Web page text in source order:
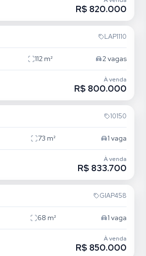
R$ 820.000
LAP1110
112 m² 2vagas
À venda
R$ 800.000
10150
73 m² 1 vaga
À venda
R$ 833.700
GIAP458
68 m² 1 vaga
À venda
R$ 850.000